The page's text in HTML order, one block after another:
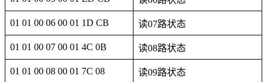
01 01 00 06 00 01 1D CB 读07路状态
01 01 00 07 00 01 4C 0B 读08路状态
01 01 00 08 00 01 7C 08 读09路状态